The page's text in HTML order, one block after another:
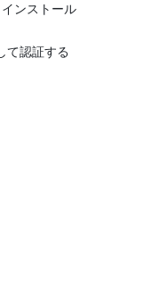
ンストール
て認証する